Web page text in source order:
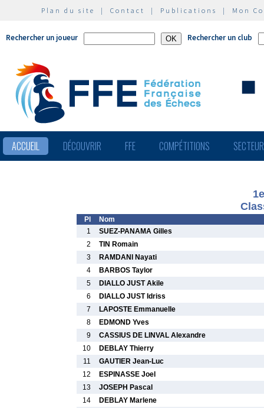
Plan du site | Contact | Publications | Mon
Rechercher un joueur Rechercher un club
ACCUEIL DÉCOUVRIR FFE COMPÉTITIONS
Pl
Nom
1
SUEZ-PANAMA Gilles
2
TIN Romain
3
RAMDANI Nayati
4
BARBOS Taylor
5
DIALLO JUST Akile
6
DIALLO JUST Idriss
7
LAPOSTE Emmanuelle
8
EDMOND Yves
9
CASSIUS DE LINVAL Alexandre
10
DEBLAY Thierry
11
GAUTIER Jean-Luc
12
ESPINASSE Joel
13
JOSEPH Pascal
14
DEBLAY Marlene